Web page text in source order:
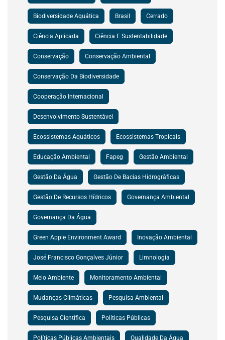
Biodiversidade Aquática Brasil Cerrado
Ciência Aplicada Ciência E Sustentabilidade
Conservação Conservação Ambiental
Conservação Da Biodiversidade
Cooperação Internacional
Desenvolvimento Sustentável
Ecossistemas Aquáticos Ecossistemas Tropicais
Educação Ambiental Fapeg Gestão Ambiental
Gestão Da Água Gestão De Bacias Hidrográficas
Gestão De Recursos Hídricos Governança Ambiental
Governança Da Água
Green Apple Environment Award Inovação Ambiental
José Francisco Gonçalves Júnior Limnologia
Meio Ambiente Monitoramento Ambiental
Mudanças Climáticas Pesquisa Ambiental
Pesquisa Científica Políticas Públicas
Políticas Públicas Ambientais Qualidade Da Água